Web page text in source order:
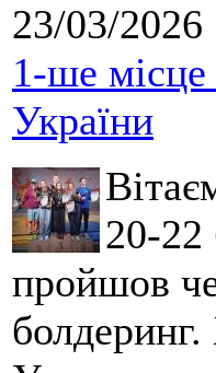
23/03/2026
1-ше місце
України
20-22
пройшов